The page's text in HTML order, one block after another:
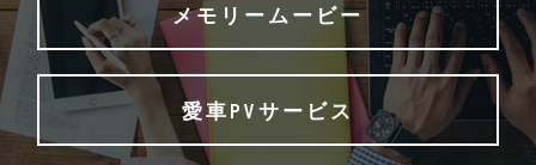
メモリームービー
愛車PVサービス